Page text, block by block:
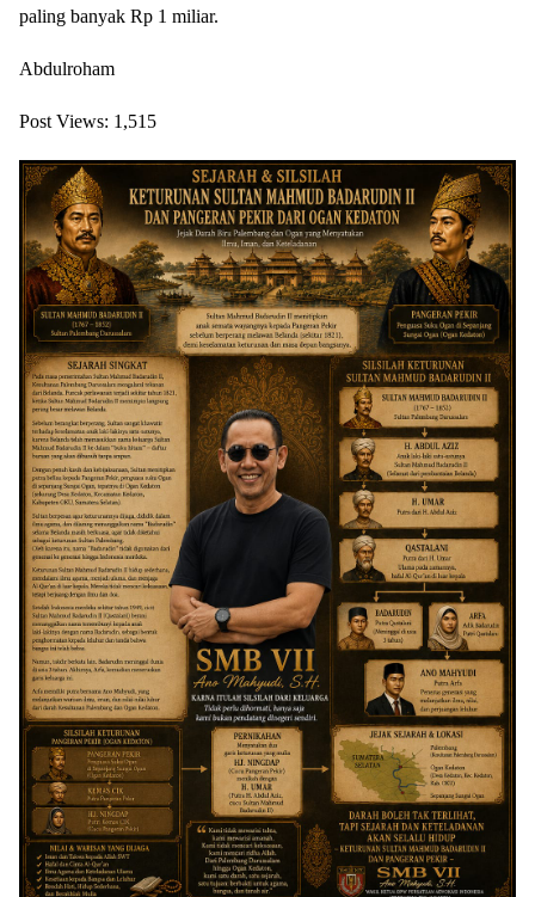
paling banyak Rp 1 miliar.
Abdulroham
Post Views: 1,515